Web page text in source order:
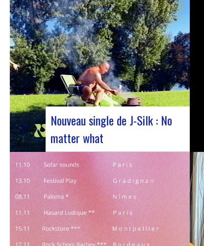
Nouveau single de J-Silk : No
matter what
Le duo de NuSoul J-Silk a encore frappé. Le
groupe a récemment dévoilé son dernier
chef-d’œuvre en collaboration avec leur ami
Cheeko, apportant une touche
contemporaine à la scène Nu Soul. Ce
nouveau morceau, sorti la semaine dernière,
est une fusion de R&B et…